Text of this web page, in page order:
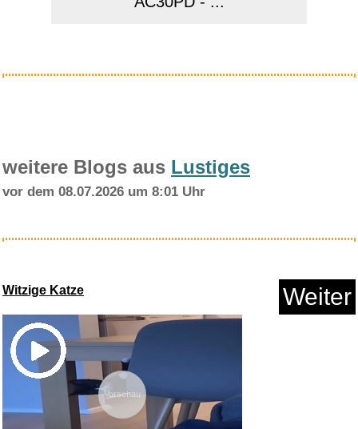
weitere Blogs aus Lustiges
vor dem 08.07.2026 um 8:01 Uhr
Witzige Katze Weiter
Vorschau